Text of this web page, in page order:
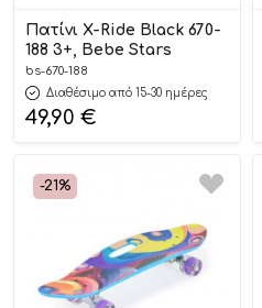
Πατίνι X-Ride Black 670-
188 3+, Bebe Stars
bs-670-188
Διαθέσιμο από 15-30 ημέρες
49,90 €
-21%